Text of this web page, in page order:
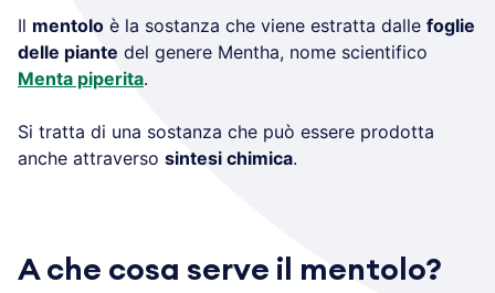
Il mentolo è la sostanza che viene estratta dalle foglie
delle piante del genere Mentha, nome scientifico
Menta piperita.
Si tratta di una sostanza che può essere prodotta
anche attraverso sintesi chimica.
A che cosa serve il mentolo?